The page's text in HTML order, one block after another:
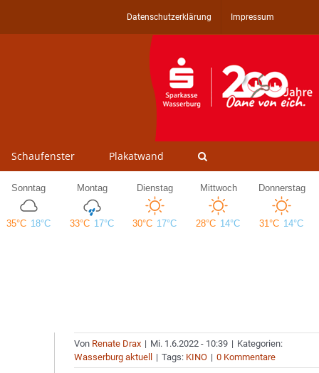
Datenschutzerklärung Impressum
Schaufenster Plakatwand
Von Renate Drax | Mi. 1.6.2022 - 10:39 | Kategorien:
Wasserburg aktuell
| Tags: KINO | 0 Kommentare